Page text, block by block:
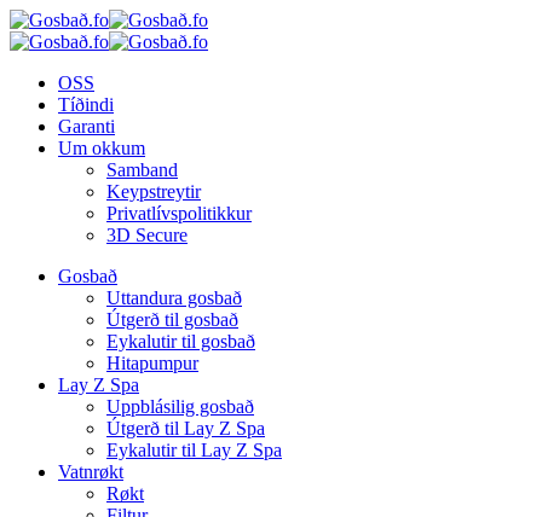
OSS
Tíðindi
Garanti
Um okkum
Samband
Keypstreytir
Privatlívspolitikkur
3D Secure
Gosbað
Uttandura gosbað
Útgerð til gosbað
Eykalutir til gosbað
Hitapumpur
Lay Z Spa
Uppblásilig gosbað
Útgerð til Lay Z Spa
Eykalutir til Lay Z Spa
Vatnrøkt
Røkt